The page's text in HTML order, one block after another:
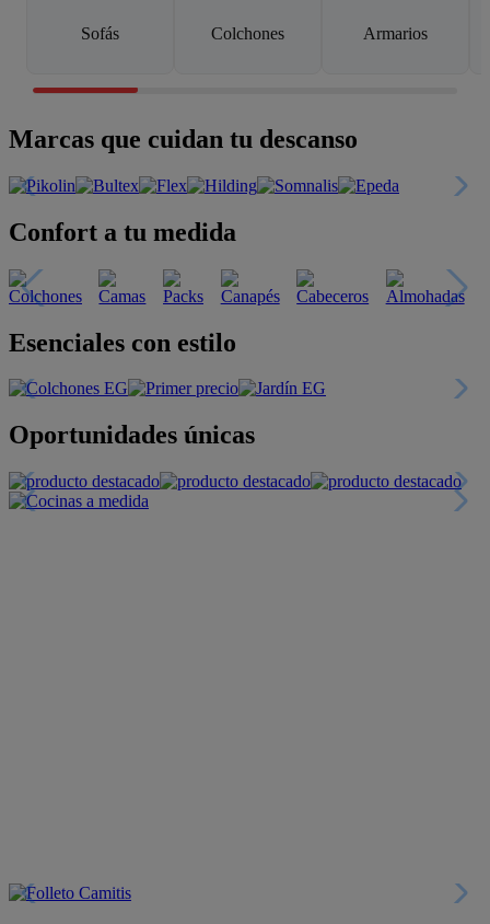
Sofás Colchones Armarios
Marcas que cuidan tu descanso
Confort a tu medida
Esenciales con estilo
Oportunidades únicas